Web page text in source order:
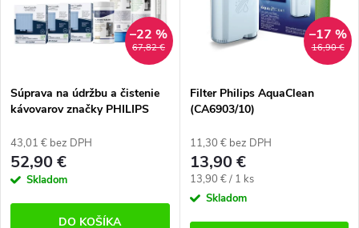
i
e
p
r
o
d
u
i
s
p
r
o
d
u
67,82 €
–22 %
Súprava na údržbu a čistenie
kávovarov značky PHILIPS
43,01 € bez DPH
52,90 €
Skladom
DO KOŠÍKA
16,90 €
–17 %
Filter Philips AquaClean
(CA6903/10)
11,30 € bez DPH
13,90 €
Jednotková
cena:
13,90 € / 1 ks
Skladom